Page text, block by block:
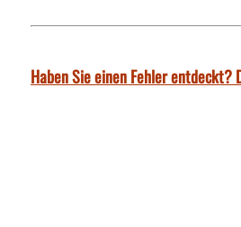
Haben Sie einen Fehler entdeckt?